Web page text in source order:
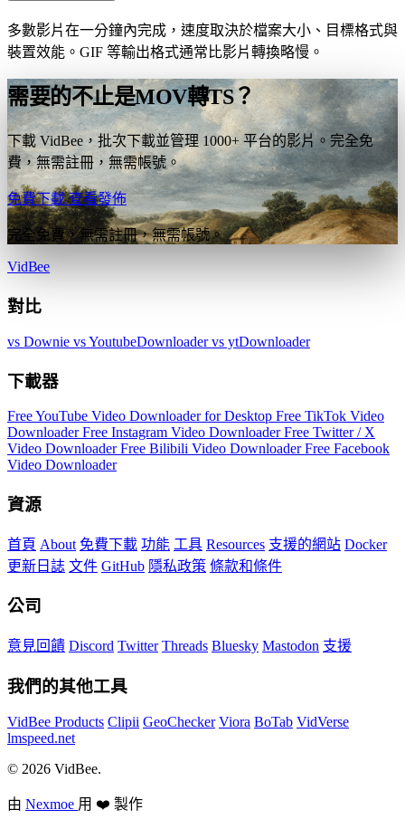
多數影片在一分鐘內完成，速度取決於檔案大小、目標格式與
裝置效能。GIF 等輸出格式通常比影片轉換略慢。
需要的不止是MOV轉TS？
下載 VidBee，批次下載並管理 1000+ 平台的影片。完全免
費，無需註冊，無需帳號。
免費下載查看發佈
完全免費，無需註冊，無需帳號。
VidBee
對比
vs Downie vs YoutubeDownloadervs ytDownloader
下載器
Free YouTube Video Downloader for Desktop Free TikTok Video
DownloaderFree Instagram Video DownloaderFree Twitter / X
Video DownloaderFree Bilibili Video DownloaderFree Facebook
Video Downloader
資源
首頁 About 免費下載 功能 工具 Resources 支援的網站 Docker
更新日誌 文件 GitHub 隱私政策 條款和條件
公司
意見回饋 Discord Twitter Threads Bluesky Mastodon 支援
我們的其他工具
VidBee Products Clipii GeoChecker Viora BoTab VidVerse
lmspeed.net
© 2026 VidBee.
由 Nexmoe 用 ❤️ 製作